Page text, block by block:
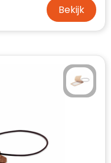
Bekijk